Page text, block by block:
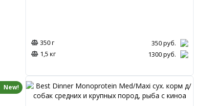
350 г 350руб.
1,5 кг
1300руб.
New!